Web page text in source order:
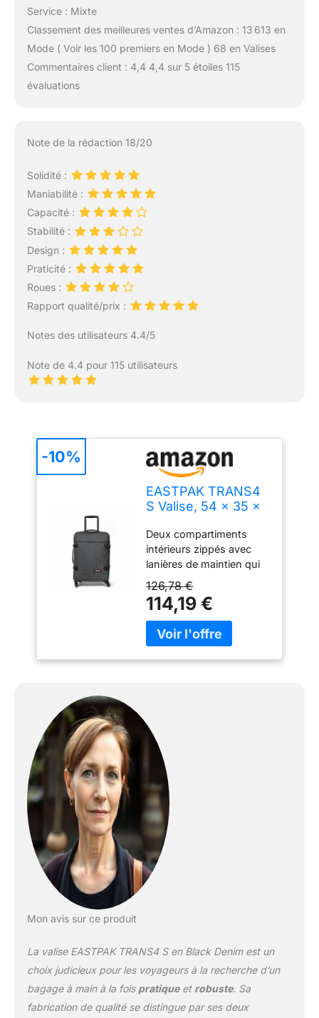
Service : Mixte
Classement des meilleures ventes d’Amazon : 13 613 en
Mode ( Voir les 100 premiers en Mode ) 68 en Valises
Commentaires client : 4,4 4,4 sur 5 étoiles 115
évaluations
Note de la rédaction 18/20
Solidité :
Maniabilité :
Capacité :
Stabilité :
Design :
Praticité :
Roues :
Rapport qualité/prix :
Notes des utilisateurs 4.4/5
Note de 4.4 pour 115 utilisateurs
EASTPAK TRANS4
S Valise, 54 x 35 x
Denim (Gris)
Deux compartiments
intérieurs zippés avec
lanières de maintien qui
vous assurent de
toujours tout retrouver
bien à sa place, poche
avant pratique zippée
pour les petits objets
compagnies aériennes
les plus strictes Sangles
de compression
pratiques pour optimiser
l’espace Faites rouler le
sac facilement grâce à la
poignée rétractable
Bagage cabine
compatible avec les
conditions Air France
(dimensions max :
126,78 €
114,19 €
-10%
Mon avis sur ce produit
La valise EASTPAK TRANS4 S en Black Denim est un
choix judicieux pour les voyageurs à la recherche d’un
bagage à main à la fois pratiqueet robuste. Sa
fabrication de qualité se distingue par ses deux